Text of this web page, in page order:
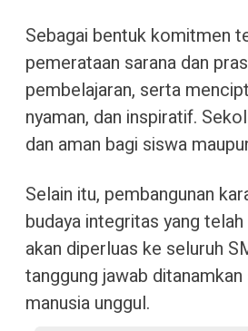
Sebagai bentuk komitmen
pemerataan sarana dan
pembelajaran, serta
nyaman, dan inspiratif.
dan aman bagi siswa
Selain itu, pembangunan
budaya integritas yang
akan diperluas ke seluruh
tanggung jawab
manusia unggul.